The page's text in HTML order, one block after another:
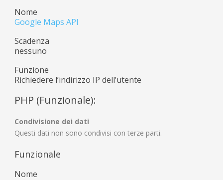
Nome
Google Maps API
Scadenza
nessuno
Funzione
Richiedere l’indirizzo IP dell’utente
PHP (Funzionale):
Condivisione dei dati
Questi dati non sono condivisi con terze parti.
Funzionale
Nome